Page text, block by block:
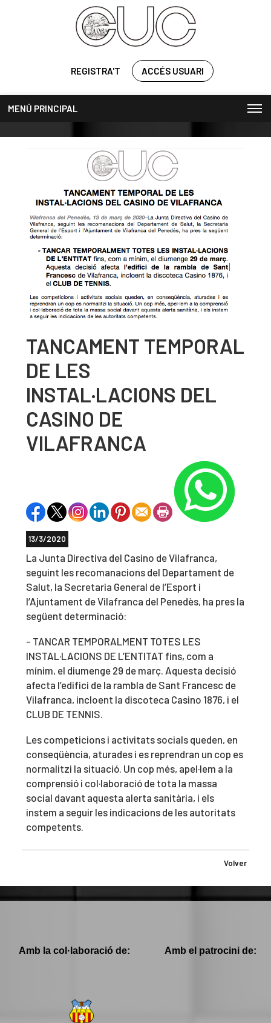
REGISTRA'T ACCÉS USUARI
MENÚ PRINCIPAL
TANCAMENT TEMPORAL
DE LES
INSTAL·LACIONS DEL
CASINO DE
VILAFRANCA
13/3/2020
La Junta Directiva del Casino de Vilafranca,
seguint les recomanacions del Departament de
Salut, la Secretaria General de l’Esport i
l’Ajuntament de Vilafranca del Penedès, ha pres la
següent determinació:
- TANCAR TEMPORALMENT TOTES LES
INSTAL·LACIONS DE L’ENTITAT fins, com a
mínim, el diumenge 29 de març. Aquesta decisió
afecta l’edifici de la rambla de Sant Francesc de
Vilafranca, incloent la discoteca Casino 1876, i el
CLUB DE TENNIS.
Les competicions i activitats socials queden, en
conseqüència, aturades i es reprendran un cop es
normalitzi la situació. Un cop més, apel·lem a la
comprensió i col·laboració de tota la massa
social davant aquesta alerta sanitària, i els
instem a seguir les indicacions de les autoritats
competents.
Volver
Amb la col·laboració de: Amb el patrocini de: